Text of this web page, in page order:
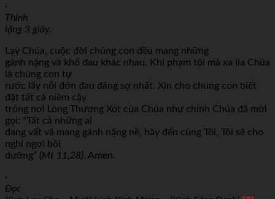
·
Thinh
lặng 3 giây.
Lạy Chúa, cuộc đời chúng con đều mang những
gánh nặng và khổ đau khác nhau. Khi phạm tội mà xa lìa Chúa
là chúng con tự
rước lấy nỗi đớn đau đáng sợ nhất. Xin cho chúng con biết
đặt tất cả niềm cậy
trông nơi Lòng Thương Xót của Chúa như chính Chúa đã mời
gọi: “Tất cả những ai
đang vất vả mang gánh nặng nề, hãy đến cùng Tôi, Tôi sẽ cho
nghỉ ngơi bồi
dưỡng” (Mt 11,28). Amen.
·
Đọc